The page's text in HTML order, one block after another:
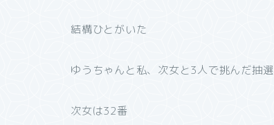
結構ひとがいた
ゆうちゃんと私、次女と3人で挑んだ抽選
次女は32番